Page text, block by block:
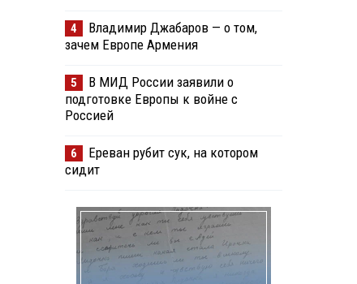
4
Владимир Джабаров — о том,
зачем Европе Армения
5
В МИД России заявили о
подготовке Европы к войне с
Россией
6
Ереван рубит сук, на котором
сидит